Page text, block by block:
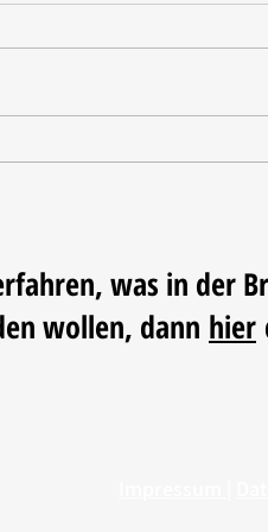
was in der
wollen, dann hier